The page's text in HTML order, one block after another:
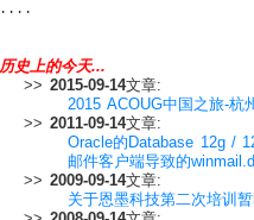
历史上的今天...
>> 2015-09-14文章:
2015 ACOUG中国之旅-杭
>> 2011-09-14文章:
Oracle的Database 12g /
邮件客户端导致的
>> 2009-09-14文章:
关于恩墨科技第二次培训